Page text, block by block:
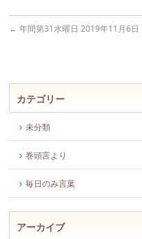
← 年間第31水曜日 2019年11月6日
カテゴリー
未分類
巻頭言より
毎日のみ言葉
アーカイブ